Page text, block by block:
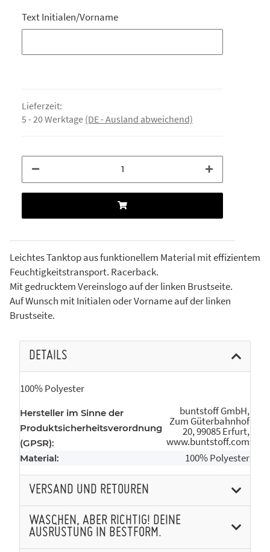
Text Initialen/Vorname
Lieferzeit:
5 - 20 Werktage (DE - Ausland abweichend)
Leichtes Tanktop aus funktionellem Material mit effizientem
Feuchtigkeitstransport. Racerback.
Mit gedrucktem Vereinslogo auf der linken Brustseite.
Auf Wunsch mit Initialen oder Vorname auf der linken
Brustseite.
DETAILS
100% Polyester
Hersteller im Sinne der
Produktsicherheitsverordnung
(GPSR):
buntstoff GmbH,
Zum Güterbahnhof
20, 99085 Erfurt,
www.buntstoff.com
Material: 100% Polyester
VERSAND UND RETOUREN
WASCHEN, ABER RICHTIG! DEINE
AUSRÜSTUNG IN BESTFORM.